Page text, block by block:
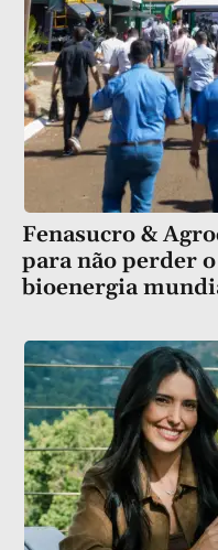
Fenasucro &
para não perder
bioenergia